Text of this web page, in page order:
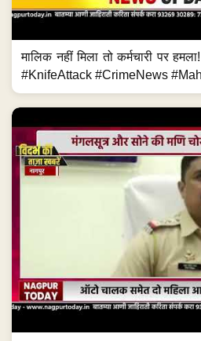
मालिक नहीं मिला तो कर्मचारी पर
#KnifeAttack #CrimeNews